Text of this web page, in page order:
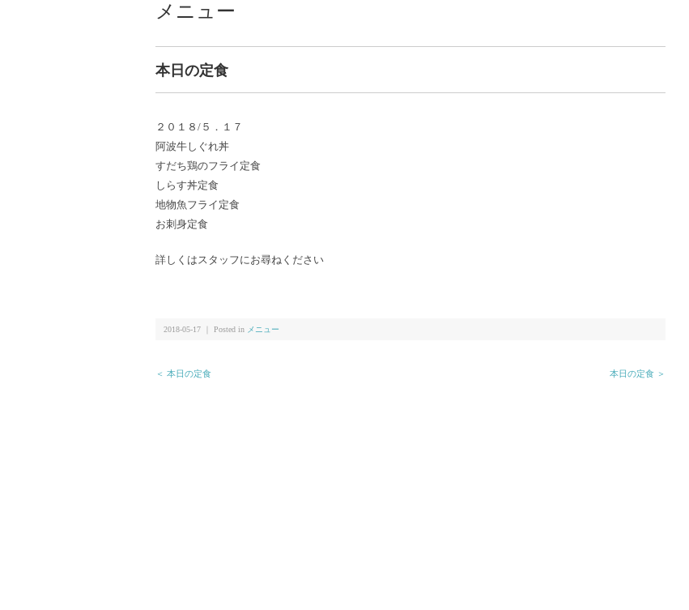
メニュー
本日の定食
２０１８/５．１７
阿波牛しぐれ丼
すだち鶏のフライ定食
しらす丼定食
地物魚フライ定食
お刺身定食
詳しくはスタッフにお尋ねください
2018-05-17 ｜ Posted in メニュー
＜ 本日の定食 本日の定食 ＞